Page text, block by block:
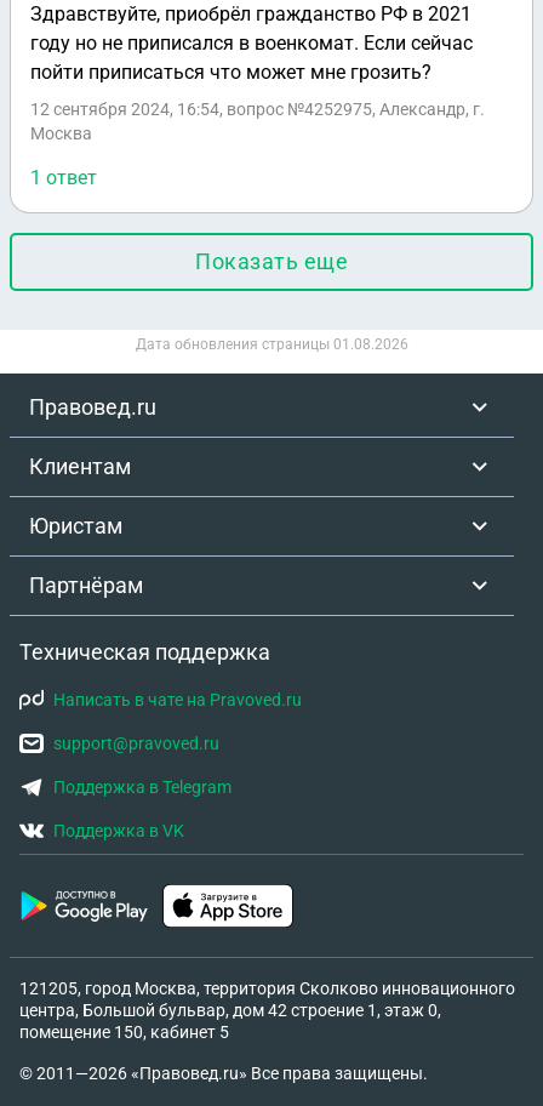
Здравствуйте, приобрёл гражданство РФ в 2021
году но не приписался в военкомат. Если сейчас
пойти приписаться что может мне грозить?
12 сентября 2024, 16:54, вопрос №4252975, Александр, г.
Москва
1 ответ
Показать еще
Дата обновления страницы 01.08.2026
Правовед.ru
Клиентам
Юристам
Партнёрам
Техническая поддержка
Написать в чате на Pravoved.ru
support@pravoved.ru
Поддержка в Telegram
Поддержка в VK
121205, город Москва, территория Сколково инновационного
центра, Большой бульвар, дом 42 строение 1, этаж 0,
помещение 150, кабинет 5
© 2011—2026 «Правовед.ru» Все права защищены.